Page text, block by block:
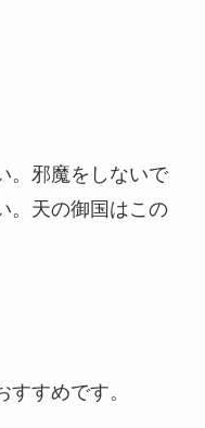
。邪魔をしないで
。天の御国はこの
すすめです。